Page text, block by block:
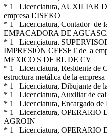
* 1 Licenciatura, AUXILIAR
empresa DISEKO
* 1 Licenciatura, Contador de
EMPACADORA DE
* 1 Licenciatura,
IMPRESIÓN OFFSET de la
MEXICO S DE RL DE CV
* 1 Licenciatura, Residente de
estructura metálica de la
* 1 Licenciatura, Dibujante de
* 1 Licenciatura, Auxiliar de
* 1 Licenciatura, Encargado de
* 1 Licenciatura, OPERARIO
AGROIN
* 1 Licenciatura, OPERARIO